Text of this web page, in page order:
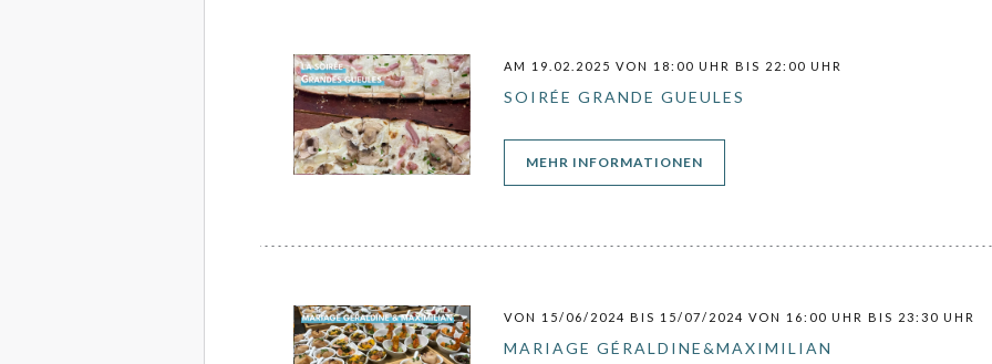
AM 19.02.2025 VON 18:00 UHR BIS 22:00 UHR
SOIRÉE GRANDE GUEULES
MEHR INFORMATIONEN((ÖFFNET EIN NEUES FENSTER))
VON 15/06/2024 BIS 15/07/2024 VON 16:00 UHR BIS 23:30 UHR
MARIAGE GÉRALDINE&MAXIMILIAN